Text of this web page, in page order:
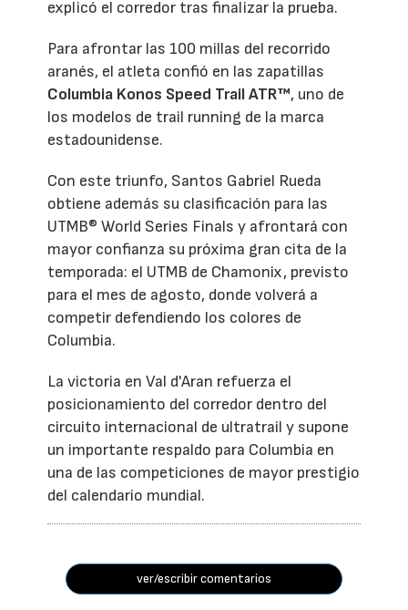
explicó el corredor tras finalizar la prueba.
Para afrontar las 100 millas del recorrido
aranés, el atleta confió en las zapatillas
Columbia Konos Speed Trail ATR™, uno de
los modelos de trail running de la marca
estadounidense.
Con este triunfo, Santos Gabriel Rueda
obtiene además su clasificación para las
UTMB® World Series Finals y afrontará con
mayor confianza su próxima gran cita de la
temporada: el UTMB de Chamonix, previsto
para el mes de agosto, donde volverá a
competir defendiendo los colores de
Columbia.
La victoria en Val d'Aran refuerza el
posicionamiento del corredor dentro del
circuito internacional de ultratrail y supone
un importante respaldo para Columbia en
una de las competiciones de mayor prestigio
del calendario mundial.
ver/escribir comentarios